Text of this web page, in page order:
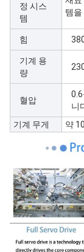
정 시스
템
템을
힘
기계 용
량
혈압
니
기계 무게
약